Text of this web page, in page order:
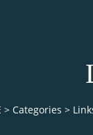
> Categories >